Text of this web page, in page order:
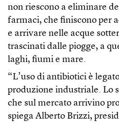
non riescono a eliminare
farmaci, che finiscono per
e arrivare nelle acque
trascinati dalle piogge, a
laghi, fiumi e mare.
“L’uso di antibiotici è
produzione industriale. Lo
che sul mercato arrivino
spiega Alberto Brizzi,